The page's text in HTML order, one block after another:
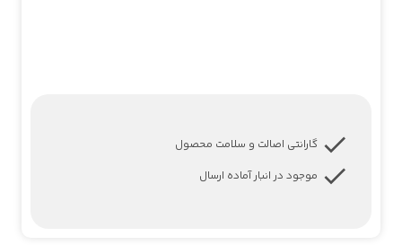
گارانتی اصالت و سلامت محصول
موجود در انبار آماده ارسال